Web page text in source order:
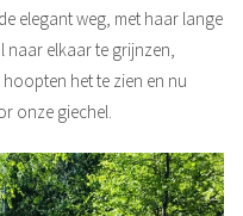
elegant weg, met haar lange
elkaar te grijnzen,
het te zien en nu
onze giechel.